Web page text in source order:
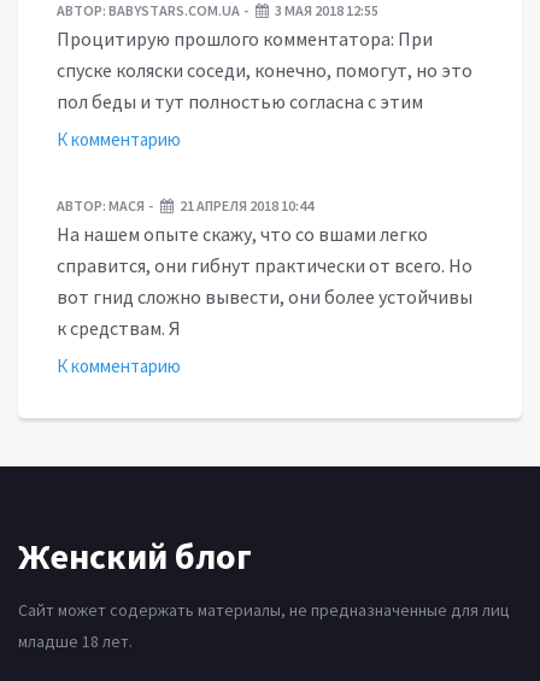
АВТОР: BABYSTARS.COM.UA 3 МАЯ 2018 12:55
Процитирую прошлого комментатора: При
спуске коляски соседи, конечно, помогут, но это
пол беды и тут полностью согласна с этим
К комментарию
АВТОР: МАСЯ 21 АПРЕЛЯ 2018 10:44
На нашем опыте скажу, что со вшами легко
справится, они гибнут практически от всего. Но
вот гнид сложно вывести, они более устойчивы
к средствам. Я
К комментарию
Женский блог
Сайт может содержать материалы, не предназначенные для лиц
младше 18 лет.